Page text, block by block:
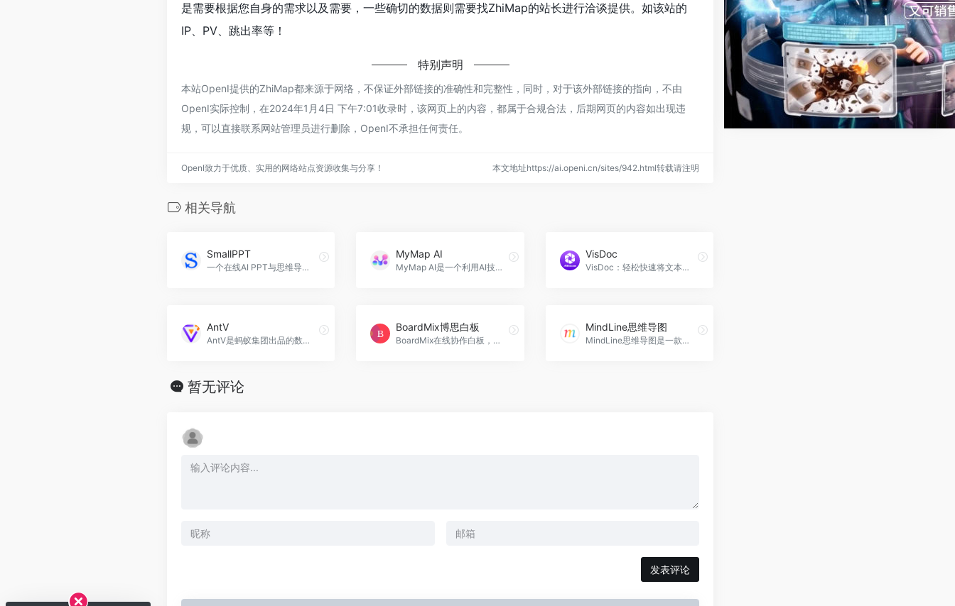
是需要根据您自身的需求以及需要，一些确切的数据则需要找ZhiMap的站长进行洽谈提供。如该站的
IP、PV、跳出率等！
特别声明
本站OpenI提供的ZhiMap都来源于网络，不保证外部链接的准确性和完整性，同时，对于该外部链接的指向，不由
OpenI实际控制，在2024年1月4日 下午7:01收录时，该网页上的内容，都属于合规合法，后期网页的内容如出现违
规，可以直接联系网站管理员进行删除，OpenI不承担任何责任。
OpenI致力于优质、实用的网络站点资源收集与分享！ 本文地址https://ai.openi.cn/sites/942.html转载请注明
相关导航
SmallPPT
一个在线AI PPT与思维导图生成工具，用户只需要输入主题，AI就可以自动生成目录，然后选择模板就可以在1分钟内得到一个完整的PPT，并且支持在线编辑。SmallPPT官网入口网址
MyMap AI
MyMap AI是一个利用AI技术帮助用户进行视觉思维和创意构建的智能助手。
VisDoc
VisDoc：轻松快速将文本转化为专业框图、流程图等图表，无需复杂操作。
AntV
AntV是蚂蚁集团出品的数据可视化组件库，包含图表、表格、关系图、流程图和地图等多种组件。
BoardMix博思白板
BoardMix在线协作白板，集思维导图，流程图、多维表格，笔记文档多种创意表达能力于一体，激发团队创造力无限延伸，免费在线使用。
MindLine思维导图
MindLine思维导图是一款快速高效制作思维导图的工具。
暂无评论
发表评论